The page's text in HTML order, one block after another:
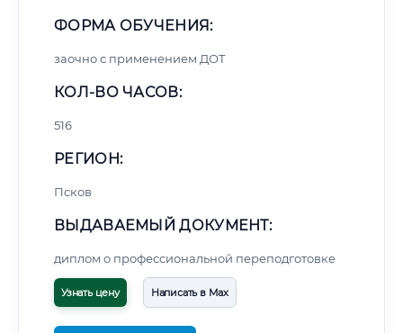
ФОРМА ОБУЧЕНИЯ:
заочно с применением ДОТ
КОЛ-ВО ЧАСОВ:
516
РЕГИОН:
Псков
ВЫДАВАЕМЫЙ ДОКУМЕНТ:
диплом о профессиональной переподготовке
Узнать цену Написать в Max